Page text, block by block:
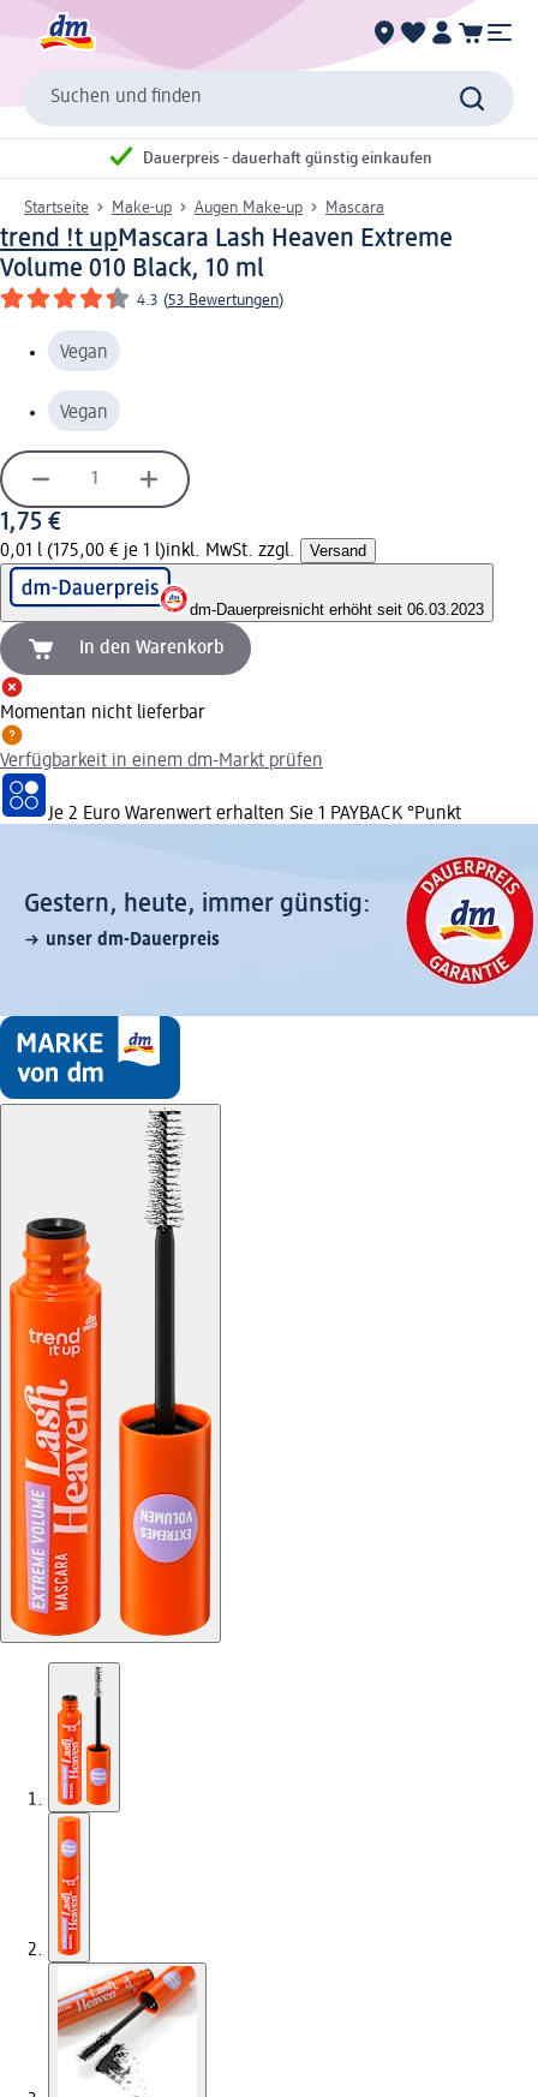
Suchen und finden
Dauerpreis - dauerhaft günstig einkaufen
Startseite Make-up Augen Make-up Mascara
trend !t upMascara Lash Heaven Extreme
Volume 010 Black, 10 ml
4.3 (53 Bewertungen)
Vegan
Vegan
1,75 €
0,01 l (175,00 € je 1 l)inkl. MwSt. zzgl. Versand
dm-Dauerpreisnicht erhöht seit 06.03.2023
In den Warenkorb
Momentan nicht lieferbar
Verfügbarkeit in einem dm-Markt prüfen
Je 2 Euro Warenwert erhalten Sie 1 PAYBACK °Punkt
Gestern, heute, immer günstig:
unser dm-Dauerpreis